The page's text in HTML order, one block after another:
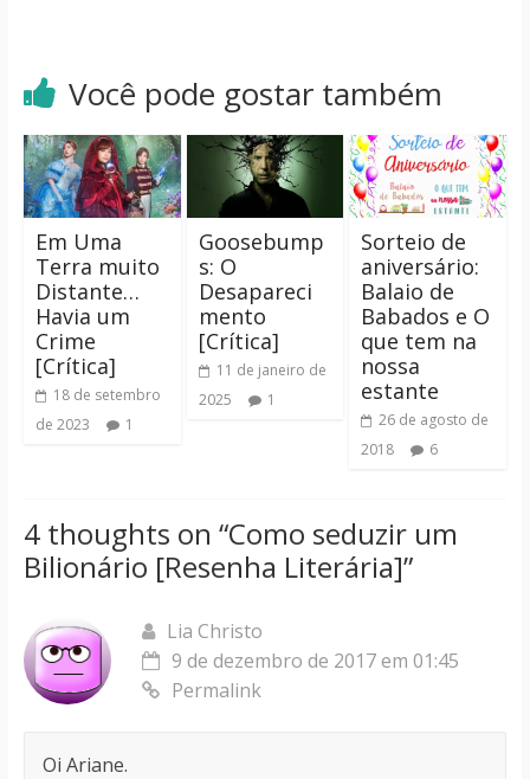
Você pode gostar também
Em Uma
Terra muito
Distante…
Havia um
Crime
[Crítica]
18 de setembro
de 2023
1
Goosebump
s: O
Desapareci
mento
[Crítica]
11 de janeiro de
2025
1
Sorteio de
aniversário:
Balaio de
Babados e O
que tem na
nossa
estante
26 de agosto de
2018
6
4 thoughts on “Como seduzir um
Bilionário [Resenha Literária]”
Lia Christo
9 de dezembro de 2017 em 01:45
Permalink
Oi Ariane.